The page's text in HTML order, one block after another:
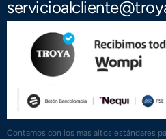
Contamos con los mas altos estándares